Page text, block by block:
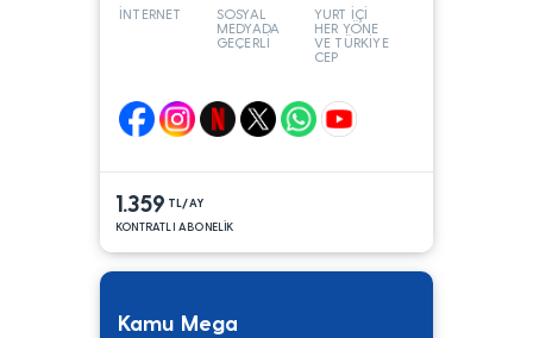
İNTERNET
SOSYAL
MEDYADA
GEÇERLİ
YURT İÇİ
HER YÖNE
VE TÜRKİYE
CEP
1.359 TL/AY
KONTRATLI ABONELİK
Kamu Mega